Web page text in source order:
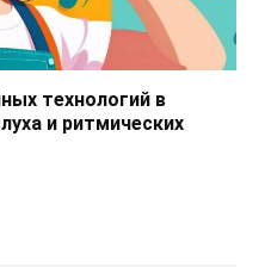
технологий в
и ритмических